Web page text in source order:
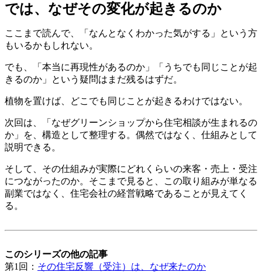
では、なぜその変化が起きるのか
ここまで読んで、「なんとなくわかった気がする」という方
もいるかもしれない。
でも、「本当に再現性があるのか」「うちでも同じことが起
きるのか」という疑問はまだ残るはずだ。
植物を置けば、どこでも同じことが起きるわけではない。
次回は、「なぜグリーンショップから住宅相談が生まれるの
か」を、構造として整理する。偶然ではなく、仕組みとして
説明できる。
そして、その仕組みが実際にどれくらいの来客・売上・受注
につながったのか。そこまで見ると、この取り組みが単なる
副業ではなく、住宅会社の経営戦略であることが見えてく
る。
このシリーズの他の記事
第1回： その住宅反響（受注）は、なぜ来たのか